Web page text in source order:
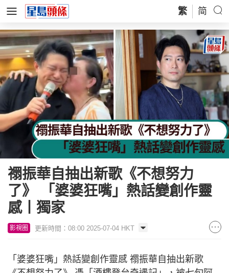
繁 简
禤振華自抽出新歌《不想努力
了》 「婆婆狂嘴」熱話變創作靈
感丨獨家
影視圈 更新時間：08:00 2025-07-04 HKT
「婆婆狂嘴」熱話變創作靈感 禤振華自抽出新歌